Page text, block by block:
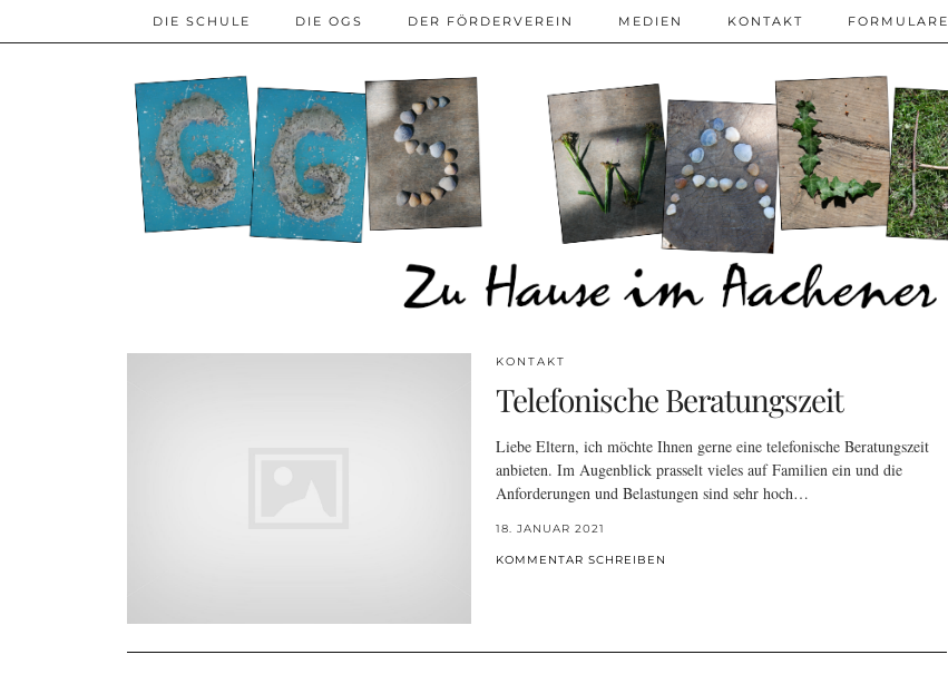
DIE SCHULE DIE OGS DER FÖRDERVEREIN MEDIEN KONTAKT FORMULARE
KONTAKT
Telefonische Beratungszeit
Liebe Eltern, ich möchte Ihnen gerne eine telefonische Beratungszeit
anbieten. Im Augenblick prasselt vieles auf Familien ein und die
Anforderungen und Belastungen sind sehr hoch…
18. JANUAR 2021
KOMMENTAR SCHREIBEN